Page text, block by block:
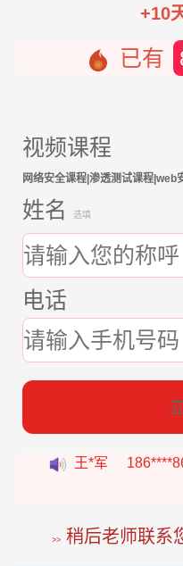
+10
已有
视频课程
网络安全课程|渗透测试课程|web
姓名 选填
电话
>> 稍后老师联系